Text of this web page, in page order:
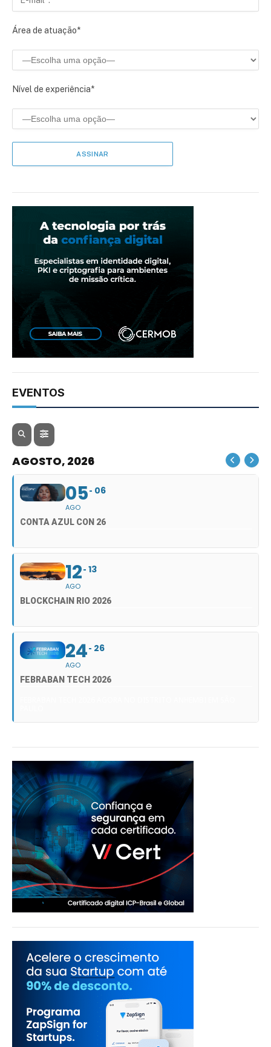
Área de atuação*
Nível de experiência*
EVENTOS
AGOSTO, 2026
05
AGO
06
CONTA AZUL CON 26
12
AGO
13
BLOCKCHAIN RIO 2026
24
AGO
26
FEBRABAN TECH 2026